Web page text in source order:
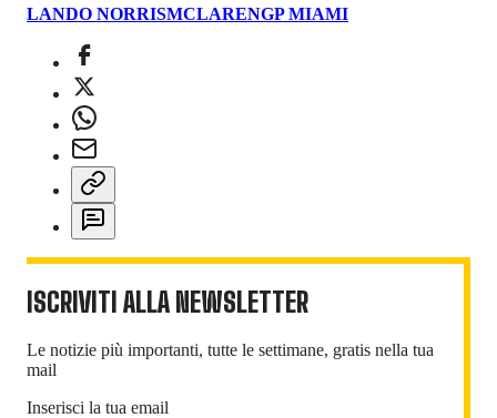
LANDO NORRISMCLARENGP MIAMI
ISCRIVITI ALLA NEWSLETTER
Le notizie più importanti, tutte le settimane, gratis nella tua
mail
Inserisci la tua email